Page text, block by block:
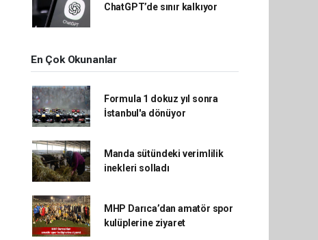
ChatGPT’de sınır kalkıyor
En Çok Okunanlar
Formula 1 dokuz yıl sonra
İstanbul'a dönüyor
Manda sütündeki verimlilik
inekleri solladı
MHP Darıca’dan amatör spor
kulüplerine ziyaret